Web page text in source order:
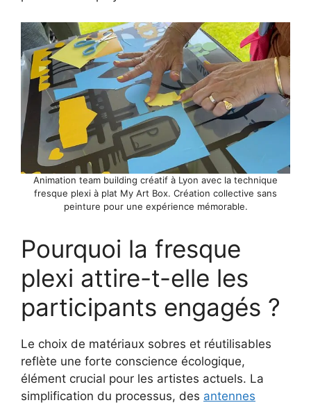
Animation team building créatif à Lyon avec la technique
fresque plexi à plat My Art Box. Création collective sans
peinture pour une expérience mémorable.
Pourquoi la fresque
plexi attire-t-elle les
participants engagés ?
Le choix de matériaux sobres et réutilisables
reflète une forte conscience écologique,
élément crucial pour les artistes actuels. La
simplification du processus, des antennes